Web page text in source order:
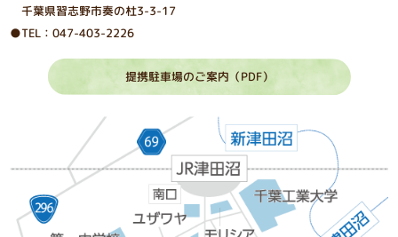
千葉県習志野市奏の杜3-3-17
●TEL：047-403-2226
提携駐車場のご案内（PDF）